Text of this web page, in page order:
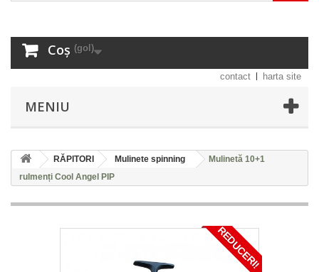
Coș (gol)
contact harta site
MENIU
RĂPITORI Mulinete spinning
Mulinetă 10+1
rulmenți Cool Angel PIP
REDUCERI!